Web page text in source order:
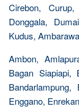
Cirebon,
Donggala,
Kudus,
Ambon,
Bagan Siapiapi,
Enggano,